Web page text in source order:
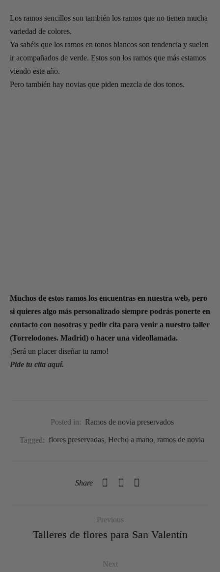
Los ramos sencillos son también los ramos que no tienen mucha
variedad de colores.
Ya sabéis que los ramos en tonos blancos son tendencia y suelen
ir acompañados de verde. Estos son los ramos que más estamos
viendo este año.
Pero también hay novias que piden mezcla de dos tonos.
Muchos de estos ramos los encuentras en nuestra web, pero
si quieres algo más personalizado siempre podrás ponerte en
contacto con nosotras y pedir cita para venir a nuestro taller
(Torrelodones. Madrid) o hacer una videollamada.
¡Será un placer diseñar tu ramo!
Pide tu cita aquí.
Posted in: Ramos de novia preservados
Tagged: flores preservadas, Hecho a mano, ramos de novia
Share
Previous
Talleres de flores para San Valentín
Next